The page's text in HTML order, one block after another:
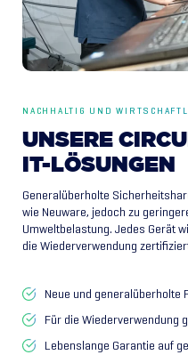
NACHHALTIG UND
UNSERE
IT-LÖSUNGEN
Generalüberholte
wie Neuware, jedoch zu
Umweltbelastung. Jedes Gerät
die Wiederverwendung
Neue und generalüberholte
Für die Wiederverwendung
Lebenslange Garantie auf